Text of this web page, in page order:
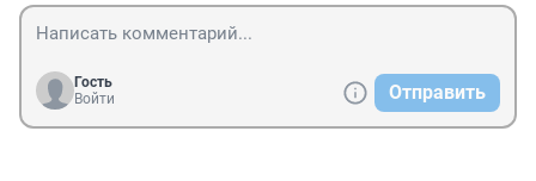
Гость
Войти
Отправить